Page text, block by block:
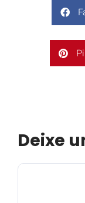
Deixe